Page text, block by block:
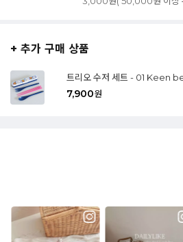
+ 추가 구매 상품
트리오 수저 세트 - 01 Keen
7,900원